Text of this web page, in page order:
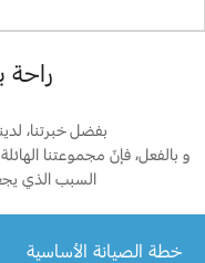
راحة
بفضل خبرتنا،
و بالفعل، فإنّ مجموعتنا
السبب الذي
خطة الصيانة الأساسية